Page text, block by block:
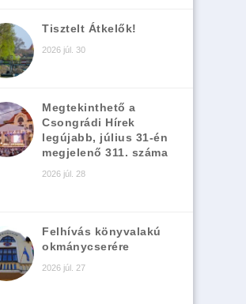
Tisztelt Átkelők!
2026 júl. 30
Megtekinthető a
Csongrádi Hírek
legújabb, július 31-én
megjelenő 311. száma
2026 júl. 28
Felhívás könyvalakú
okmánycserére
2026 júl. 27